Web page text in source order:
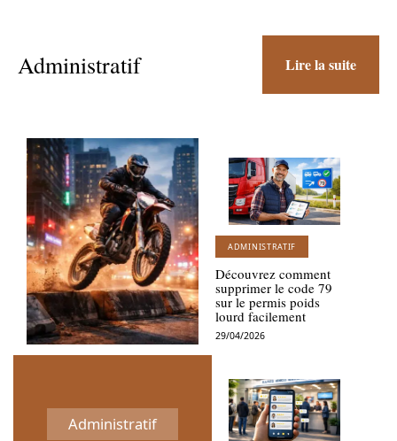
Administratif Lire la suite
Administratif
ADMINISTRATIF
Découvrez comment
supprimer le code 79
sur le permis poids
lourd facilement
29/04/2026